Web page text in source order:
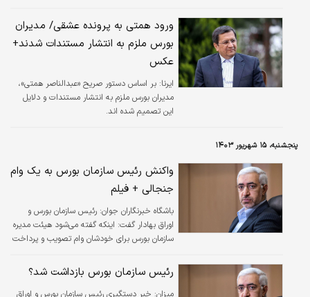
خودشان تصویب و پرداخت کرده، قطعاً یک دروغ
بزرگ است.
ورود همتی به پرونده عشقی/ مدیران
بورس ملزم به انتشار مستندات شدند+
عکس
ایرنا: بر اساس دستور صریح «عبدالناصر همتی»،
مدیران بورس ملزم به انتشار مستندات و دلایل
این تصمیم شده اند.
پنجشنبه، ۱۵ شهریور ۱۴۰۳
واکنش رئیس سازمان بورس به یک وام
جنجالی + فیلم
باشگاه خبرنگاران جوان: رئیس سازمان بورس و
اوراق بهادار گفت: اینکه گفته می‌شود هیئت مدیره
سازمان بورس برای خودشان وام تصویب و پرداخت
رئیس سازمان بورس بازداشت شد؟
میزان: خبر دستگیری رئیس سازمان بورس و اوراق